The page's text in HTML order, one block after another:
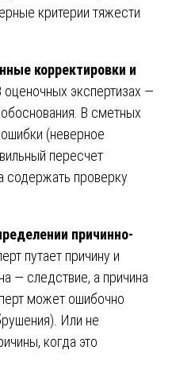
критерии тяжести
корректировки и
оценочных экспертизах —
В сметных
(неверное
пересчет
содержать проверку
причинно-
путает причину и
— следствие, а причина
может ошибочно
Или не
когда это